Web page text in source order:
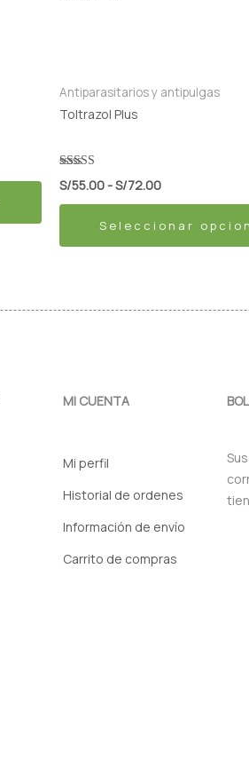
Antiparasitarios y antipulgas
Toltrazol Plus
Valorado con
5.00
de 5
S/55.00-S/72.00
Seleccionar
se
pueden
en
la
página
producto
MI CUENTA
Mi perfil
Historial de ordenes
Información de envío
Carrito de compras